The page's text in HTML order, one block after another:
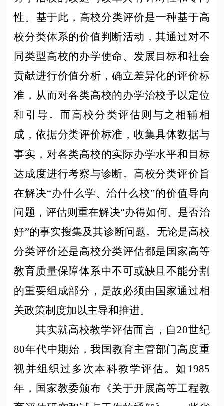
性。‌‌基于此，高校分类评价是一种基于高
校分类体系的价值判断活动，其通过对不
同类型高校的办学使命、发展目标和社会
贡献进行价值分析，确立差异化的评价标
准，从而对各类高校的办学治校予以定位
和引导。而高校分类评估则与之相辅相
成，依据分类评价标准，收集具体数据与
事实，对各类高校的实际办学水平和目标
达成度进行考察与诊断。高校分类评价旨
在解决“办什么学、治什么校”的价值导向
问题，评估则重在解决“办得如何、是否治
好”的事实搜集及其诊断问题。无论是高校
分类评价还是高校分类评估都是国家高等
教育质量保障体系中不可或缺且不能分割
的重要组成部分，是故必须由国家通过相
关政策制度加以主导和推进。
其实就高校教学评估而言，自 20世纪
80年代中期始，我国教育主管部门高度重
视并组织过多次本科教学评估。如1985
年，国家教委颁布《关于开展高等工程教